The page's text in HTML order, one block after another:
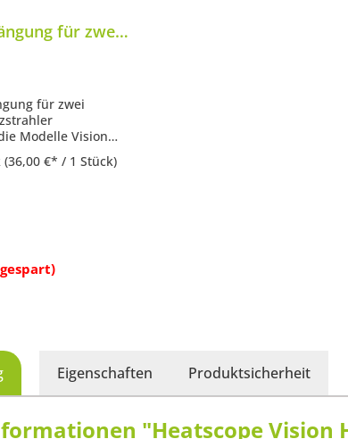
für zwei
für zwei
Modelle Vision
(36,00 €* / 1 Stück)
Eigenschaften Produktsicherheit
"Heatscope Vision